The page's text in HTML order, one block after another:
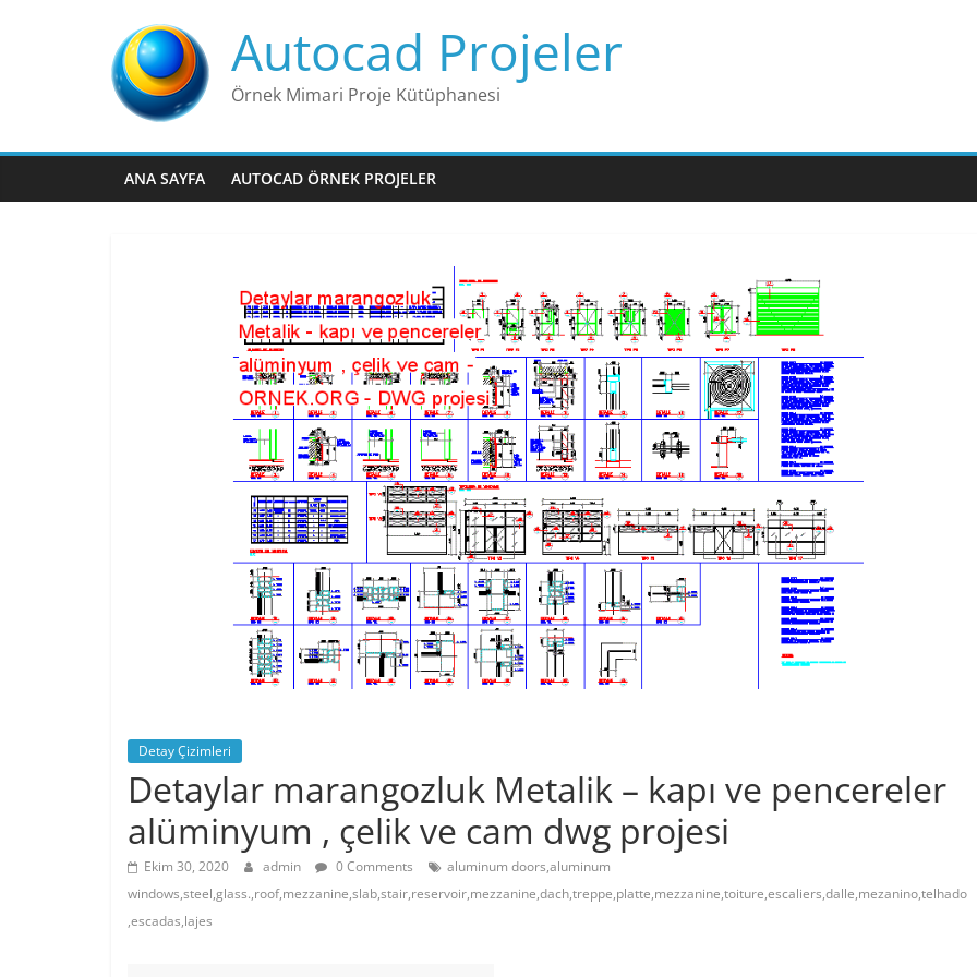
Autocad Projeler
Örnek Mimari Proje Kütüphanesi
ANA SAYFA AUTOCAD ÖRNEK PROJELER
Detay Çizimleri
Detaylar marangozluk Metalik – kapı ve pencereler
alüminyum , çelik ve cam dwg projesi
Ekim 30, 2020 admin 0 Comments
aluminum doors,aluminum
windows,steel,glass.,roof,mezzanine,slab,stair,reservoir,mezzanine,dach,treppe,platte,mezzanine,toiture,escaliers,dalle,mezanino,telhado
,escadas,lajes